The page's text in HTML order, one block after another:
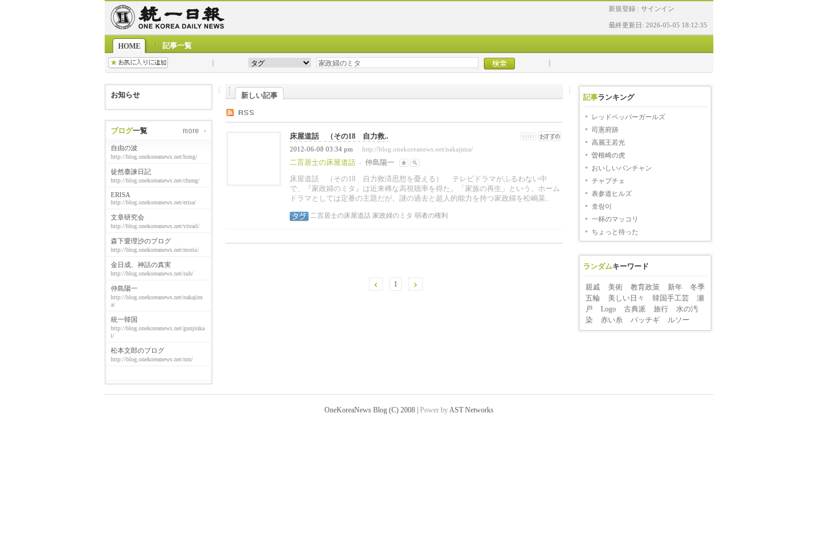
新規登録 サインイン
最終更新日: 2026-05-05 18:12:35
HOME 記事一覧
お知らせ
ブログ一覧
自由の波
http://blog.onekoreanews.net/hong/
徒然臺諫日記
http://blog.onekoreanews.net/chung/
ERISA
http://blog.onekoreanews.net/erisa/
文章研究会
http://blog.onekoreanews.net/vitrail/
森下愛理沙のブログ
http://blog.onekoreanews.net/moris/
金日成、神話の真実
http://blog.onekoreanews.net/suh/
仲島陽一
http://blog.onekoreanews.net/nakajim
a/
統一韓国
http://blog.onekoreanews.net/gunjinka
i/
松本文郎のブログ
http://blog.onekoreanews.net/nrn/
新しい記事
床屋道話 （その18 自力救..
2012-06-08 03:34 pm http://blog.onekoreanews.net/nakajima/
二言居士の床屋道話 -
仲島陽一
床屋道話 （その18 自力救済思想を憂える）
テレビドラマがふるわない中
で、『家政婦のミタ』は近来稀な高視聴率を得た。「家族の再生」という、ホーム
ドラマとしては定番の主題だが、謎の過去と超人的能力を持つ家政婦を松嶋菜..
二言居士の床屋道話 家政婦のミタ 弱者の権利
1
記事ランキング
レッドペッパーガールズ
司憲府跡
高麗王若光
曽根崎の虎
おいしいパンチャン
チャプチェ
表参道ヒルズ
호랑이
一杯のマッコリ
ちょっと待った
ランダムキーワード
親戚 美術 教育政策 新年
冬季
五輪
美しい日々 韓国手工芸
瀬
戸
Logo 古典派 旅行
水の汚
染
赤い糸 パッチギ ルソー
OneKoreaNews Blog (C) 2008 | Power byAST Networks